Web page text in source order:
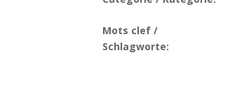
Mots clef /
Schlagworte: